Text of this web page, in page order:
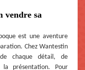
vendre sa
est une aventure
Chez Wantestin
de chaque détail, de
présentation. Pour